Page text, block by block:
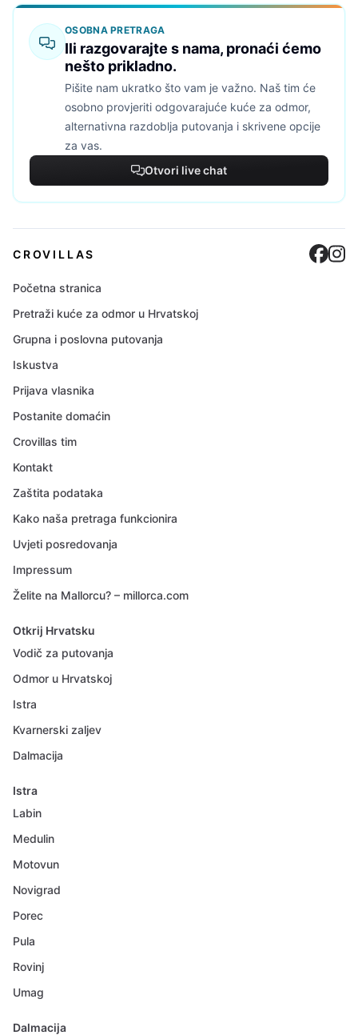
OSOBNA PRETRAGA
Ili razgovarajte s nama, pronaći ćemo
nešto prikladno.
Pišite nam ukratko što vam je važno. Naš tim će
osobno provjeriti odgovarajuće kuće za odmor,
alternativna razdoblja putovanja i skrivene opcije
za vas.
Otvori live chat
CROVILLAS
Početna stranica
Pretraži kuće za odmor u Hrvatskoj
Grupna i poslovna putovanja
Iskustva
Prijava vlasnika
Postanite domaćin
Crovillas tim
Kontakt
Zaštita podataka
Kako naša pretraga funkcionira
Uvjeti posredovanja
Impressum
Želite na Mallorcu? – millorca.com
Otkrij Hrvatsku
Vodič za putovanja
Odmor u Hrvatskoj
Istra
Kvarnerski zaljev
Dalmacija
Istra
Labin
Medulin
Motovun
Novigrad
Porec
Pula
Rovinj
Umag
Dalmacija